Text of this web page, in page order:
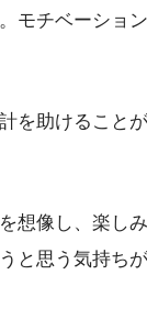
モチベーショ
を助けること
想像し、楽し
と思う気持ちが